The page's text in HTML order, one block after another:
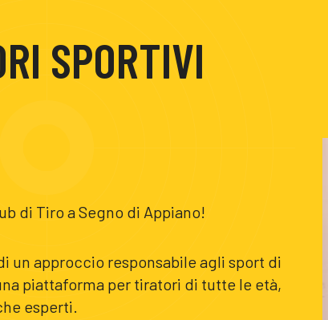
SPORTIVI
di Tiro a Segno di Appiano!
un approccio responsabile agli sport di
piattaforma per tiratori di tutte le età,
esperti.